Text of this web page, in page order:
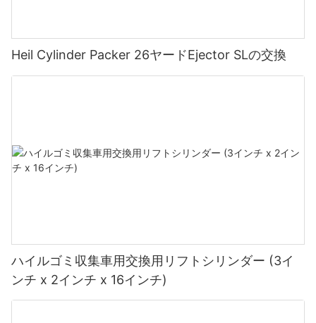
Heil Cylinder Packer 26ヤードEjector SLの交換
ハイルゴミ収集車用交換用リフトシリンダー (3イ
ンチ x 2インチ x 16インチ)